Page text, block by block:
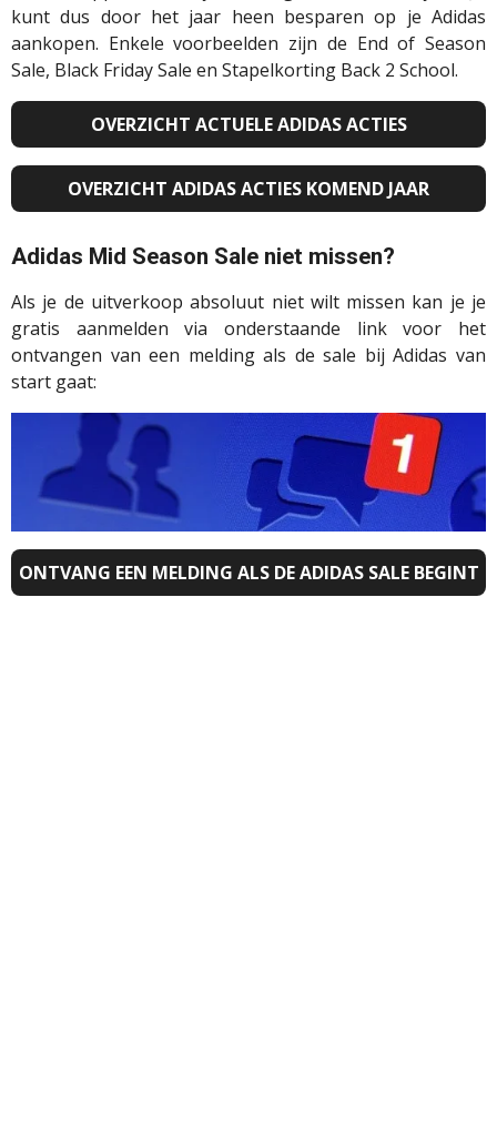
kunt dus door het jaar heen besparen op je Adidas
aankopen. Enkele voorbeelden zijn de End of Season
Sale, Black Friday Sale en Stapelkorting Back 2 School.
OVERZICHT ACTUELE ADIDAS ACTIES
OVERZICHT ADIDAS ACTIES KOMEND JAAR
Adidas Mid Season Sale niet missen?
Als je de uitverkoop absoluut niet wilt missen kan je je
gratis aanmelden via onderstaande link voor het
ontvangen van een melding als de sale bij Adidas van
start gaat:
ONTVANG EEN MELDING ALS DE ADIDAS SALE BEGINT